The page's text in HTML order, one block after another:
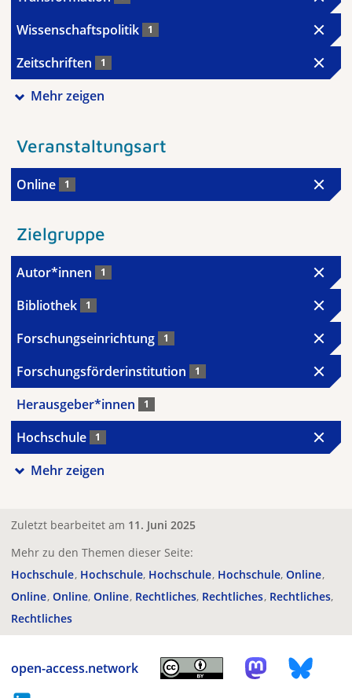
Wissenschaftspolitik 1
Zeitschriften 1
Mehr zeigen
Veranstaltungsart
Online 1
Zielgruppe
Autor*innen 1
Bibliothek 1
Forschungseinrichtung 1
Forschungsförderinstitution 1
Herausgeber*innen 1
Hochschule 1
Mehr zeigen
Zuletzt bearbeitet am 11. Juni 2025
Mehr zu den Themen dieser Seite:
Hochschule Hochschule Hochschule Hochschule Online
Online Online Online Rechtliches Rechtliches Rechtliches
Rechtliches
open-access.network